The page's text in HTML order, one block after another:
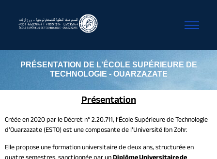
PRÉSENTATION DE L'ÉCOLE SUPÉRIEURE DE
TECHNOLOGIE - OUARZAZATE
Présentation
Créée en 2020 par le Décret n° 2.20.711, l’École Supérieure de Technologie
d’Ouarzazate (ESTO) est une composante de l’Université Ibn Zohr.
Elle propose une formation universitaire de deux ans, structurée en